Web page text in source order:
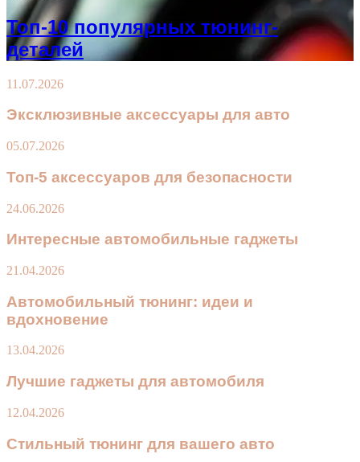
Топ-10 популярных тюнинг-
деталей
11.07.2026
Эксклюзивные аксессуары для авто
05.07.2026
Топ-5 аксессуаров для безопасности
24.06.2026
Интересные автомобильные гаджеты
21.04.2026
Автомобильный тюнинг: идеи и
вдохновение
13.04.2026
Лучшие гаджеты для автомобиля
12.04.2026
Стильный тюнинг для вашего авто